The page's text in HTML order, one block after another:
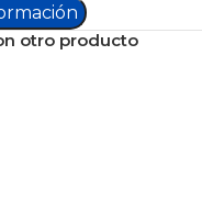
otro producto